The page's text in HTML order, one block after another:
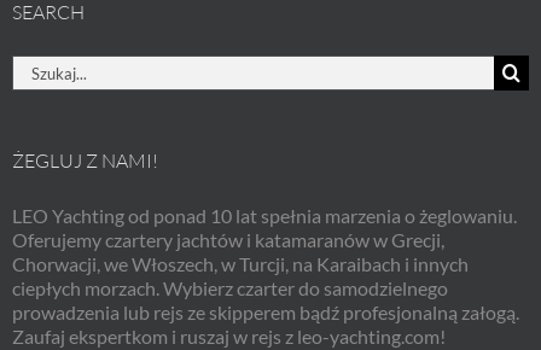
SEARCH
Szukaj
ŻEGLUJ Z NAMI!
LEO Yachting od ponad 10 lat spełnia marzenia o żeglowaniu.
Oferujemy czartery jachtów i katamaranów w Grecji,
Chorwacji, we Włoszech, w Turcji, na Karaibach i innych
ciepłych morzach. Wybierz czarter do samodzielnego
prowadzenia lub rejs ze skipperem bądź profesjonalną załogą.
Zaufaj ekspertkom i ruszaj w rejs z leo-yachting.com!